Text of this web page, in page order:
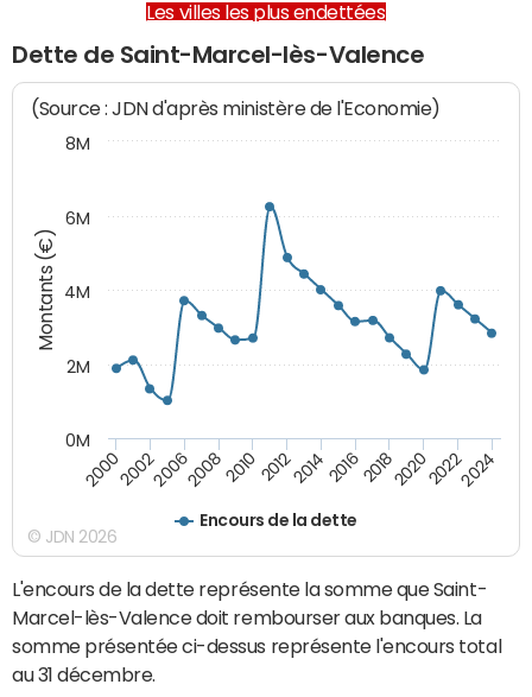
Les villes les plus endettées
Dette de Saint-Marcel-lès-Valence
Montants (€)
(Source : JDN d'après ministère de l'Economie)
Encours de la dette
20002002200620082010 2012201420162018202020222024
0M
2M
4M
6M
8M
© JDN 2026
L'encours de la dette représente la somme que Saint-
Marcel-lès-Valence doit rembourser aux banques. La
somme présentée ci-dessus représente l'encours total
au 31 décembre.